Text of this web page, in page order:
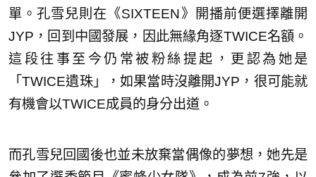
單。孔雪兒則在《SIXTEEN》開播前便選擇離開
JYP，回到中國發展，因此無緣角逐TWICE名額。
這段往事至今仍常被粉絲提起，更認為她是
「TWICE遺珠」，如果當時沒離開JYP，很可能就
有機會以TWICE成員的身分出道。
而孔雪兒回國後也並未放棄當偶像的夢想，她先是